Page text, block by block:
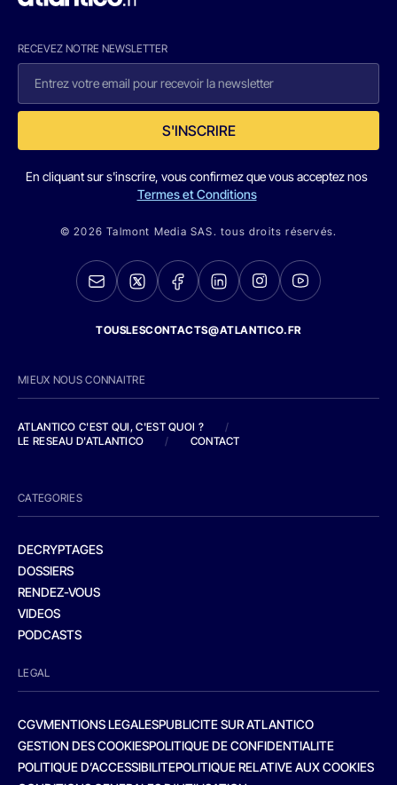
RECEVEZ NOTRE NEWSLETTER
S'INSCRIRE
En cliquant sur s'inscrire, vous confirmez que vous acceptez nos
Termes et Conditions
© 2026 Talmont Media SAS. tous droits réservés.
TOUSLESCONTACTS@ATLANTICO.FR
MIEUX NOUS CONNAITRE
ATLANTICO C'EST QUI, C'EST QUOI ?
/
LE RESEAU D'ATLANTICO
/ CONTACT
CATEGORIES
DECRYPTAGES
DOSSIERS
RENDEZ-VOUS
VIDEOS
PODCASTS
LEGAL
CGVMENTIONS LEGALESPUBLICITE SUR ATLANTICO
GESTION DES COOKIESPOLITIQUE DE CONFIDENTIALITE
POLITIQUE D’ACCESSIBILITEPOLITIQUE RELATIVE AUX COOKIES